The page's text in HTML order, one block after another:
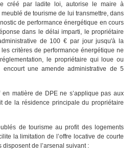
créé par ladite loi, autorise le maire à
de tourisme de lui transmettre, dans
de performance énergétique en cours
dans le délai imparti, le propriétaire
de 100 € par jour jusqu'à la
critères de performance énergétique ne
le propriétaire qui loue ou
une amende administrative de 5
en matière de DPE ne s’applique pas aux
de la résidence principale du propriétaire
de tourisme au profit des logements
la limitation de l’offre locative de courte
de l’arsenal suivant :